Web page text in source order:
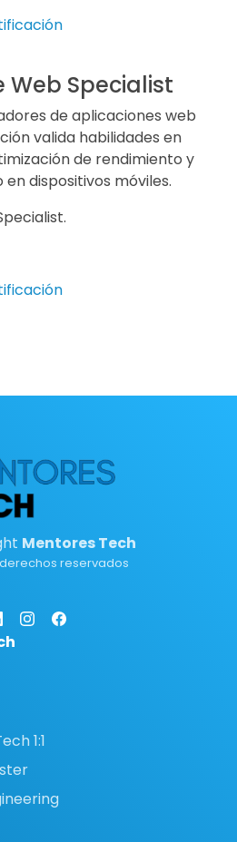
Web Specialist
de aplicaciones web
valida habilidades en
de rendimiento y
dispositivos móviles.
Mentores Tech
reservados
1:1